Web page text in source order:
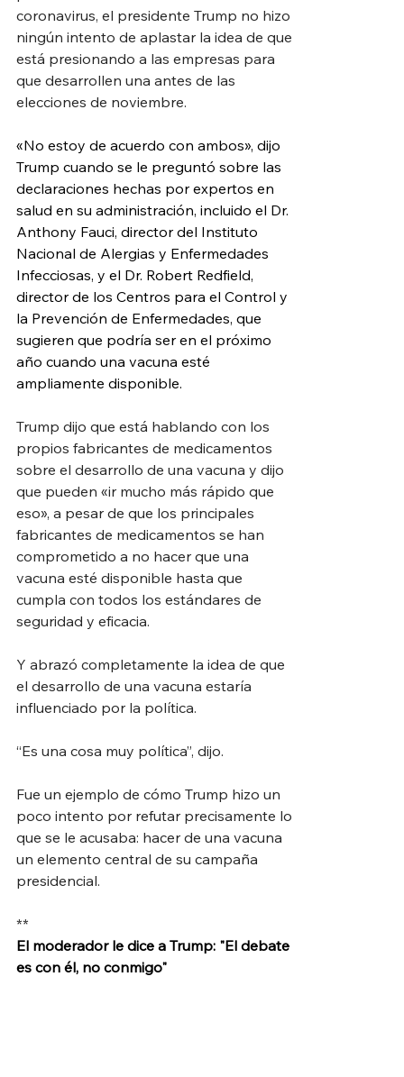
coronavirus, el presidente Trump no hizo
ningún intento de aplastar la idea de que
está presionando a las empresas para
que desarrollen una antes de las
elecciones de noviembre.
«No estoy de acuerdo con ambos», dijo
Trump cuando se le preguntó sobre las
declaraciones hechas por expertos en
salud en su administración, incluido el Dr.
Anthony Fauci, director del Instituto
Nacional de Alergias y Enfermedades
Infecciosas, y el Dr. Robert Redfield,
director de los Centros para el Control y
la Prevención de Enfermedades, que
sugieren que podría ser en el próximo
año cuando una vacuna esté
ampliamente disponible.
Trump dijo que está hablando con los
propios fabricantes de medicamentos
sobre el desarrollo de una vacuna y dijo
que pueden «ir mucho más rápido que
eso», a pesar de que los principales
fabricantes de medicamentos se han
comprometido a no hacer que una
vacuna esté disponible hasta que
cumpla con todos los estándares de
seguridad y eficacia.
Y abrazó completamente la idea de que
el desarrollo de una vacuna estaría
influenciado por la política.
“Es una cosa muy política”, dijo.
Fue un ejemplo de cómo Trump hizo un
poco intento por refutar precisamente lo
que se le acusaba: hacer de una vacuna
un elemento central de su campaña
presidencial.
**
El moderador le dice a Trump: "El debate
es con él, no conmigo"